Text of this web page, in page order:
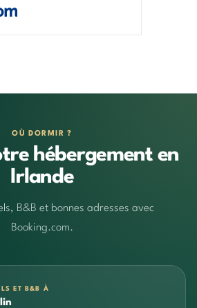
OÙ DORMIR ?
hébergement en
Irlande
B&B et bonnes adresses avec
Booking.com.
ET B&B À